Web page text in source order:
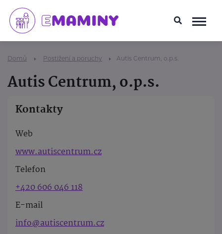
Domů Postižení a poruchy Autis Centrum, o.p.s.
Autis Centrum, o.p.s.
Kontakty
Web
www.autiscentrum.cz
Telefon
+420 606 046 118
E-mail
info@autiscentrum.cz